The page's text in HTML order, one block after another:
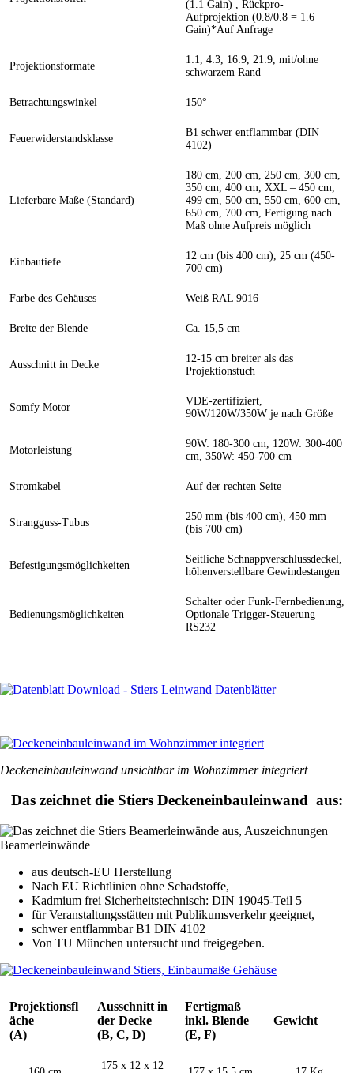
(1.1 Gain) , Rückpro-
Aufprojektion (0.8/0.8 = 1.6
Gain)*Auf Anfrage
Projektionsformate
1:1, 4:3, 16:9, 21:9, mit/ohne
schwarzem Rand
Betrachtungswinkel 150°
Feuerwiderstandsklasse
B1 schwer entflammbar (DIN
4102)
Lieferbare Maße (Standard)
180 cm, 200 cm, 250 cm, 300 cm,
350 cm, 400 cm, XXL – 450 cm,
499 cm, 500 cm, 550 cm, 600 cm,
650 cm, 700 cm, Fertigung nach
Maß ohne Aufpreis möglich
Einbautiefe
12 cm (bis 400 cm), 25 cm (450-
700 cm)
Farbe des Gehäuses Weiß RAL 9016
Breite der Blende Ca. 15,5 cm
Ausschnitt in Decke
12-15 cm breiter als das
Projektionstuch
Somfy Motor
VDE-zertifiziert,
90W/120W/350W je nach Größe
Motorleistung
90W: 180-300 cm, 120W: 300-400
cm, 350W: 450-700 cm
Stromkabel Auf der rechten Seite
Strangguss-Tubus
250 mm (bis 400 cm), 450 mm
(bis 700 cm)
Befestigungsmöglichkeiten
Seitliche Schnappverschlussdeckel,
höhenverstellbare Gewindestangen
Bedienungsmöglichkeiten
Schalter oder Funk-Fernbedienung,
Optionale Trigger-Steuerung
RS232
Deckeneinbauleinwand unsichtbar im Wohnzimmer integriert
Das zeichnet die Stiers Deckeneinbauleinwand aus:
aus deutsch-EU Herstellung
Nach EU Richtlinien ohne Schadstoffe,
Kadmium frei Sicherheitstechnisch: DIN 19045-Teil 5
für Veranstaltungsstätten mit Publikumsverkehr geeignet,
schwer entflammbar B1 DIN 4102
Von TU München untersucht und freigegeben.
Projektionsfl
äche
(A)
Ausschnitt in
der Decke
(B, C, D)
Fertigmaß
inkl. Blende
(E, F)
Gewicht
175 x 12 x 12